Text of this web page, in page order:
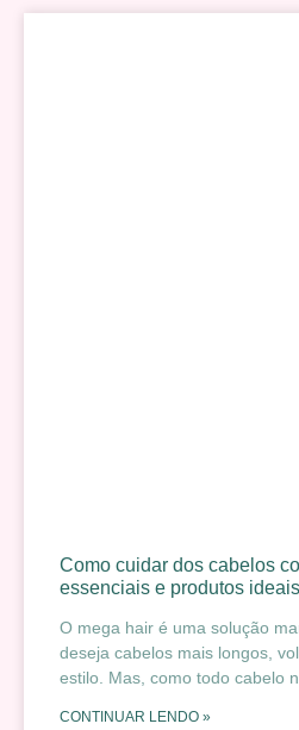
Como cuidar dos cabelos
essenciais e produtos
O mega hair é uma solução
deseja cabelos mais longos,
estilo. Mas, como todo cabelo
CONTINUAR LENDO »